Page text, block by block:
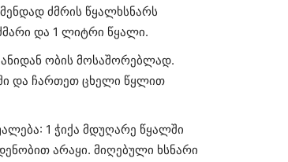
ძმრის წყალხსნარს
და 1 ლიტრი წყალი.
ობის მოსაშორებლად.
და ჩართეთ ცხელი წყლით
1 ჭიქა მდუღარე წყალში
არაყი. მიღებული ხსნარი